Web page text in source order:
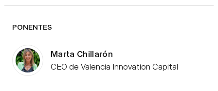
PONENTES
Marta Chillarón
CEO de Valencia Innovation Capital